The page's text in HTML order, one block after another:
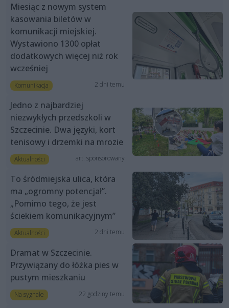
Miesiąc z nowym system
kasowania biletów w
komunikacji miejskiej.
Wystawiono 1300 opłat
dodatkowych więcej niż rok
wcześniej
Komunikacja 2 dni temu
Jedno z najbardziej
niezwykłych przedszkoli w
Szczecinie. Dwa języki, kort
tenisowy i drzemki na mrozie
Aktualności art. sponsorowany
To śródmiejska ulica, która
ma „ogromny potencjał”.
„Pomimo tego, że jest
ściekiem komunikacyjnym”
Aktualności 2 dni temu
Dramat w Szczecinie.
Przywiązany do łóżka pies w
pustym mieszkaniu
Na sygnale 22 godziny temu